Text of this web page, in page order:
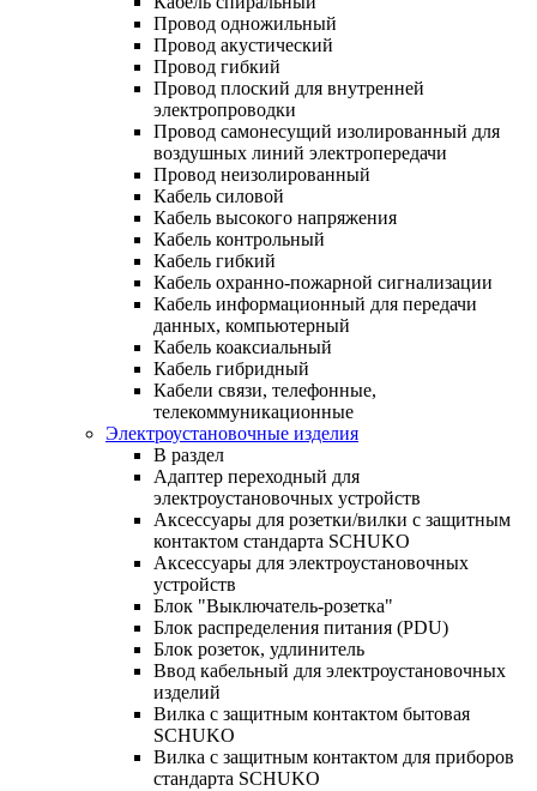
Провод одножильный
Провод акустический
Провод гибкий
Провод плоский для внутренней
электропроводки
Провод самонесущий изолированный для
воздушных линий электропередачи
Провод неизолированный
Кабель силовой
Кабель высокого напряжения
Кабель контрольный
Кабель гибкий
Кабель охранно-пожарной сигнализации
Кабель информационный для передачи
данных, компьютерный
Кабель коаксиальный
Кабель гибридный
Кабели связи, телефонные,
телекоммуникационные
Электроустановочные изделия
В раздел
Адаптер переходный для
электроустановочных устройств
Аксессуары для розетки/вилки с защитным
контактом стандарта SCHUKO
Аксессуары для электроустановочных
устройств
Блок "Выключатель-розетка"
Блок распределения питания (PDU)
Блок розеток, удлинитель
Ввод кабельный для электроустановочных
изделий
Вилка с защитным контактом бытовая
SCHUKO
Вилка с защитным контактом для приборов
стандарта SCHUKO